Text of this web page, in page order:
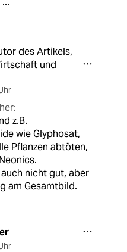
des Artikels,
und
z.B.
wie Glyphosat,
Pflanzen abtöten,
nicht gut, aber
am Gesamtbild.